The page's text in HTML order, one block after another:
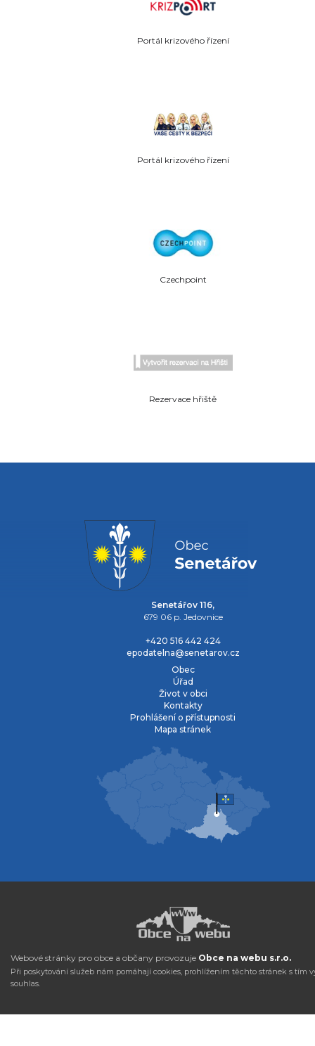
Portál krizového řízení
Portál krizového řízení
Czechpoint
Rezervace hřiště
Senetářov 116,
679 06 p. Jedovnice
+420 516 442 424
epodatelna@senetarov.cz
Obec
Úřad
Život v obci
Kontakty
Prohlášení o přístupnosti
Mapa stránek
Webové stránky pro obce a občany provozuje Obce na webu s.r.o.
Při poskytování služeb nám pomáhají cookies, prohlížením těchto stránek s tím
souhlas.